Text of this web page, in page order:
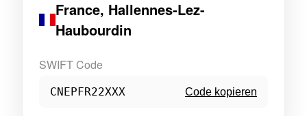
France, Hallennes-Lez-
Haubourdin
SWIFT Code
CNEPFR22XXX Code kopieren